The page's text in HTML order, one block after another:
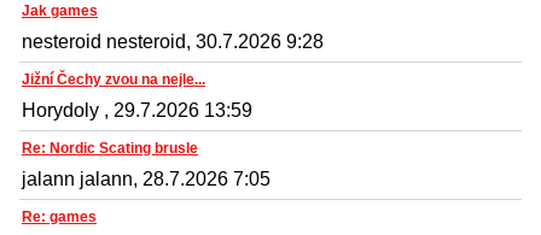
Jak games
nesteroid nesteroid, 30.7.2026 9:28
Jižní Čechy zvou na nejle...
Horydoly , 29.7.2026 13:59
Re: Nordic Scating brusle
jalann jalann, 28.7.2026 7:05
Re: games